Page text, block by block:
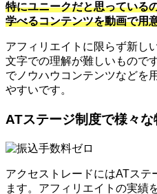
特にユニークだと思っている
学べるコンテンツを動画で用
アフィリエイトに限らず新し
文字での理解が難しいもので
でノウハウコンテンツなどを
やすいです。
ATステージ制度で様々
アクセストレードにはATステ
ます。アフィリエイトの実績